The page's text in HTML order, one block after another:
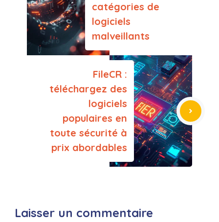
catégories de
logiciels
malveillants
FileCR :
téléchargez des
logiciels
populaires en
toute sécurité à
prix abordables
Laisser un commentaire